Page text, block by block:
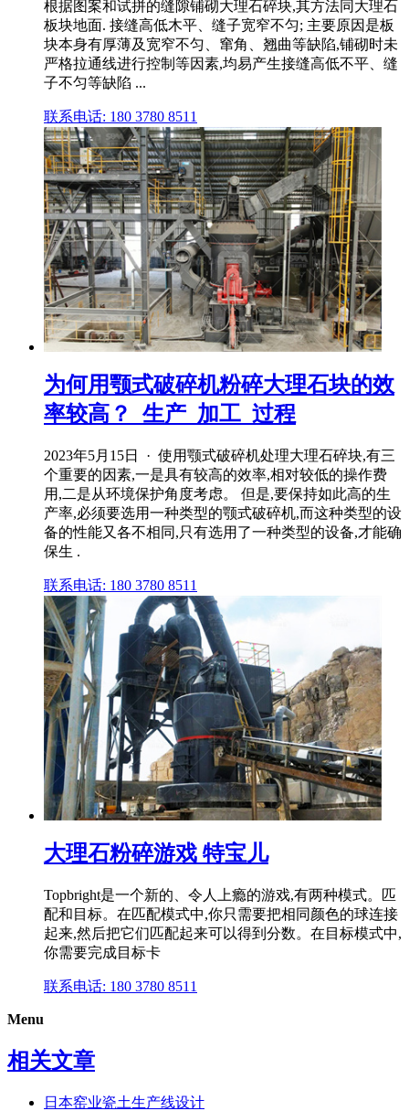
根据图案和试拼的缝隙铺砌大理石碎块,其方法同大理石
板块地面. 接缝高低木平、缝子宽窄不匀; 主要原因是板
块本身有厚薄及宽窄不匀、窜角、翘曲等缺陷,铺砌时未
严格拉通线进行控制等因素,均易产生接缝高低不平、缝
子不匀等缺陷 ...
联系电话: 180 3780 8511
为何用颚式破碎机粉碎大理石块的效
率较高？_生产_加工_过程
2023年5月15日 · 使用颚式破碎机处理大理石碎块,有三
个重要的因素,一是具有较高的效率,相对较低的操作费
用,二是从环境保护角度考虑。 但是,要保持如此高的生
产率,必须要选用一种类型的颚式破碎机,而这种类型的设
备的性能又各不相同,只有选用了一种类型的设备,才能确
保生 .
联系电话: 180 3780 8511
大理石粉碎游戏 特宝儿
Topbright是一个新的、令人上瘾的游戏,有两种模式。匹
配和目标。在匹配模式中,你只需要把相同颜色的球连接
起来,然后把它们匹配起来可以得到分数。在目标模式中,
你需要完成目标卡
联系电话: 180 3780 8511
Menu
相关文章
日本窑业瓷土生产线设计